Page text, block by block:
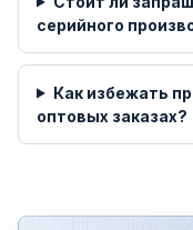
серийного
Как избежать
оптовых заказах?